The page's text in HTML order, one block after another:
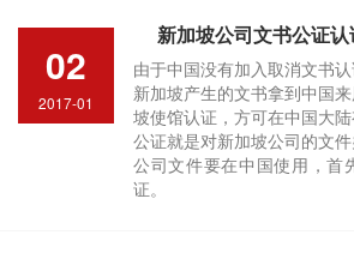
02
2017-01
新加坡公司文书公证
由于中国没有加入取消文书
新加坡产生的文书拿到中国
坡使馆认证，方可在中国大
公证就是对新加坡公司的文
公司文件要在中国使用，首
证。